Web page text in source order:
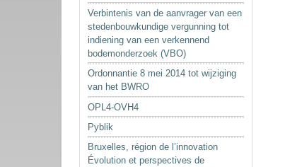
Verbintenis van de aanvrager van een
stedenbouwkundige vergunning tot
indiening van een verkennend
bodemonderzoek (VBO)
Ordonnantie 8 mei 2014 tot wijziging
van het BWRO
OPL4-OVH4
Pyblik
Bruxelles, région de l’innovation
Évolution et perspectives de